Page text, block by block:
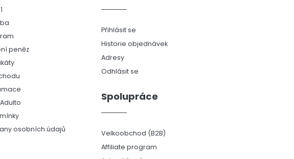
peněz
osobních údajů
Přihlásit se
Historie objednávek
Adresy
Odhlásit se
Spolupráce
Velkoobchod (B2B)
Affiliate program